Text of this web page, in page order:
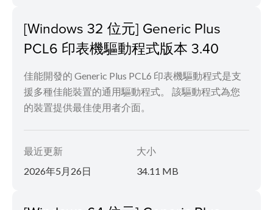
[Windows 32 位元] Generic Plus
PCL6 印表機驅動程式版本 3.40
佳能開發的 Generic Plus PCL6 印表機驅動程式是支
援多種佳能裝置的通用驅動程式。 該驅動程式為您
的裝置提供最佳使用者介面。
最近更新
2026年5月26日
大小
34.11 MB